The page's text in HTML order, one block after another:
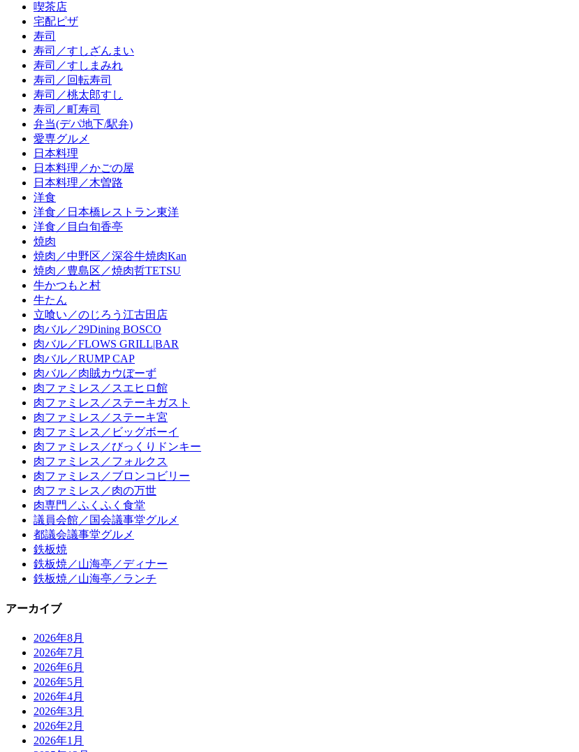
喫茶店
宅配ピザ
寿司
寿司／すしざんまい
寿司／すしまみれ
寿司／回転寿司
寿司／桃太郎すし
寿司／町寿司
弁当(デパ地下/駅弁)
愛専グルメ
日本料理
日本料理／かごの屋
日本料理／木曽路
洋食
洋食／日本橋レストラン東洋
洋食／目白旬香亭
焼肉
焼肉／中野区／深谷牛焼肉Kan
焼肉／豊島区／焼肉哲TETSU
牛かつもと村
牛たん
立喰い／のじろう江古田店
肉バル／29Dining BOSCO
肉バル／FLOWS GRILL|BAR
肉バル／RUMP CAP
肉バル／肉賊カウぼーず
肉ファミレス／スエヒロ館
肉ファミレス／ステーキガスト
肉ファミレス／ステーキ宮
肉ファミレス／ビッグボーイ
肉ファミレス／びっくりドンキー
肉ファミレス／フォルクス
肉ファミレス／ブロンコビリー
肉ファミレス／肉の万世
肉専門／ふくふく食堂
議員会館／国会議事堂グルメ
都議会議事堂グルメ
鉄板焼
鉄板焼／山海亭／ディナー
鉄板焼／山海亭／ランチ
アーカイブ
2026年8月
2026年7月
2026年6月
2026年5月
2026年4月
2026年3月
2026年2月
2026年1月